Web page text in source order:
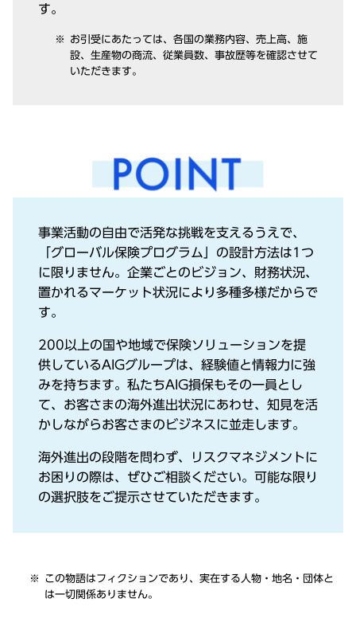
す。
お引受にあたっては、各国の業務内容、売上⾼、施
設、⽣産物の商流、従業員数、事故歴等を確認させて
いただきます。
事業活動の⾃由で活発な挑戦を⽀えるうえで、
「グローバル保険プログラム」の設計⽅法は1つ
に限りません。企業ごとのビジョン、財務状況、
置かれるマーケット状況により多種多様だからで
す。
200以上の国や地域で保険ソリューションを提
供しているAIGグループは、経験値と情報⼒に強
みを持ちます。私たちAIG損保もその⼀員とし
て、お客さまの海外進出状況にあわせ、知⾒を活
かしながらお客さまのビジネスに並⾛します。
海外進出の段階を問わず、リスクマネジメントに
お困りの際は、ぜひご相談ください。可能な限り
の選択肢をご提⽰させていただきます。
この物語はフィクションであり、実在する⼈物・地名・団体と
は⼀切関係ありません。